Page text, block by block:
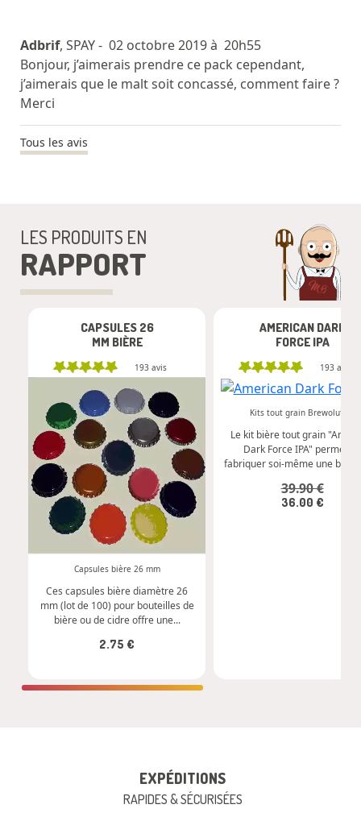
Adbrif, SPAY- 02 octobre 2019 à 20h55
Bonjour, j’aimerais prendre ce pack cependant,
j’aimerais que le malt soit concassé, comment faire ?
Merci
Tous les avis
LES PRODUITS EN
RAPPORT
CAPSULES 26
MM BIÈRE
193 avis
- +
Commander
Capsules bière 26 mm
Ces capsules bière diamètre 26
mm (lot de 100) pour bouteilles de
bière ou de cidre offre une...
2.75 €
AMERICAN DARK
FORCE IPA
193 avis
-
Commander
Kits tout grain Brewolution
Le kit bière tout grain
Dark Force IPA" permet de
fabriquer soi-même une belle
39.90 €
36.00 €
EXPÉDITIONS
RAPIDES & SÉCURISÉES